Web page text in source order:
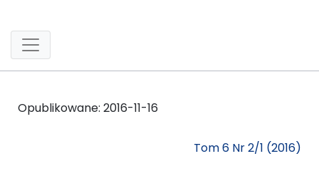
Opublikowane: 2016-11-16
Tom 6 Nr 2/1 (2016)